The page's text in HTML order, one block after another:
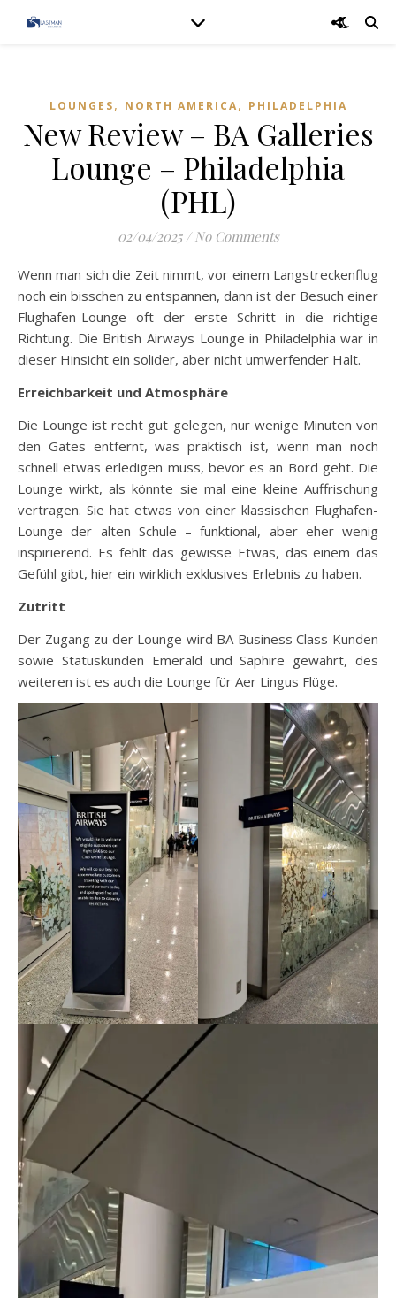
LOUNGES, NORTH AMERICA, PHILADELPHIA
New Review – BA Galleries
Lounge – Philadelphia
(PHL)
02/04/2025 / No Comments
Wenn man sich die Zeit nimmt, vor einem Langstreckenflug
noch ein bisschen zu entspannen, dann ist der Besuch einer
Flughafen-Lounge oft der erste Schritt in die richtige
Richtung. Die British Airways Lounge in Philadelphia war in
dieser Hinsicht ein solider, aber nicht umwerfender Halt.
Erreichbarkeit und Atmosphäre
Die Lounge ist recht gut gelegen, nur wenige Minuten von
den Gates entfernt, was praktisch ist, wenn man noch
schnell etwas erledigen muss, bevor es an Bord geht. Die
Lounge wirkt, als könnte sie mal eine kleine Auffrischung
vertragen. Sie hat etwas von einer klassischen Flughafen-
Lounge der alten Schule – funktional, aber eher wenig
inspirierend. Es fehlt das gewisse Etwas, das einem das
Gefühl gibt, hier ein wirklich exklusives Erlebnis zu haben.
Zutritt
Der Zugang zu der Lounge wird BA Business Class Kunden
sowie Statuskunden Emerald und Saphire gewährt, des
weiteren ist es auch die Lounge für Aer Lingus Flüge.